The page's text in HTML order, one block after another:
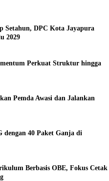
Setahun, DPC Kota Jayapura
2029
Perkuat Struktur hingga
Pemda Awasi dan Jalankan
dengan 40 Paket Ganja di
Berbasis OBE, Fokus Cetak